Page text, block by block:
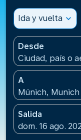
Ida y vuelta expand_more
Desde
Ciudad, país o
A
Múnich,
Salida
fc-booking-
dom. 16 ago.